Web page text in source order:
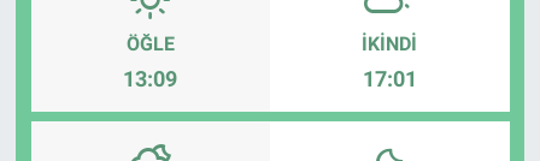
ÖĞLE
13:09
İKINDI
17:01
Magazin